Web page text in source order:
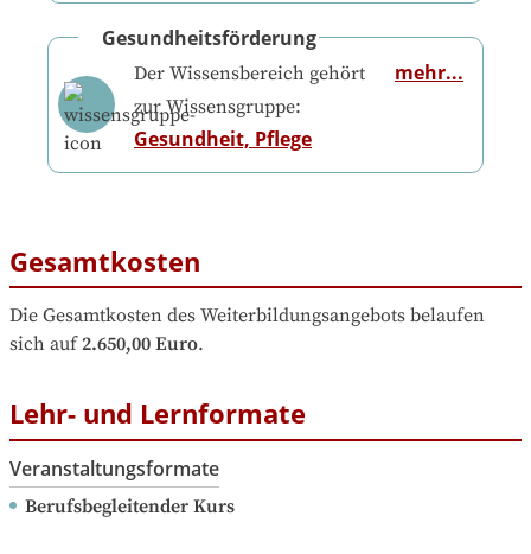
Gesundheitsförderung
Der Wissensbereich gehört
zur Wissensgruppe:
Gesundheit, Pflege
mehr...
Gesamtkosten
Die Gesamtkosten des Weiterbildungsangebots belaufen
sich auf 2.650,00 Euro.
Lehr- und Lernformate
Veranstaltungsformate
Berufsbegleitender Kurs